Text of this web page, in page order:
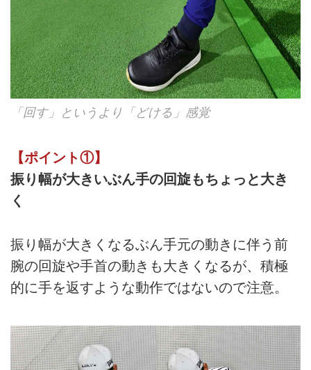
「回す」というより「どける」感覚
【ポイント①】
振り幅が大きいぶん手の回旋もちょっと大き
く
振り幅が大きくなるぶん手元の動きに伴う前
腕の回旋や手首の動きも大きくなるが、積極
的に手を返すような動作ではないので注意。